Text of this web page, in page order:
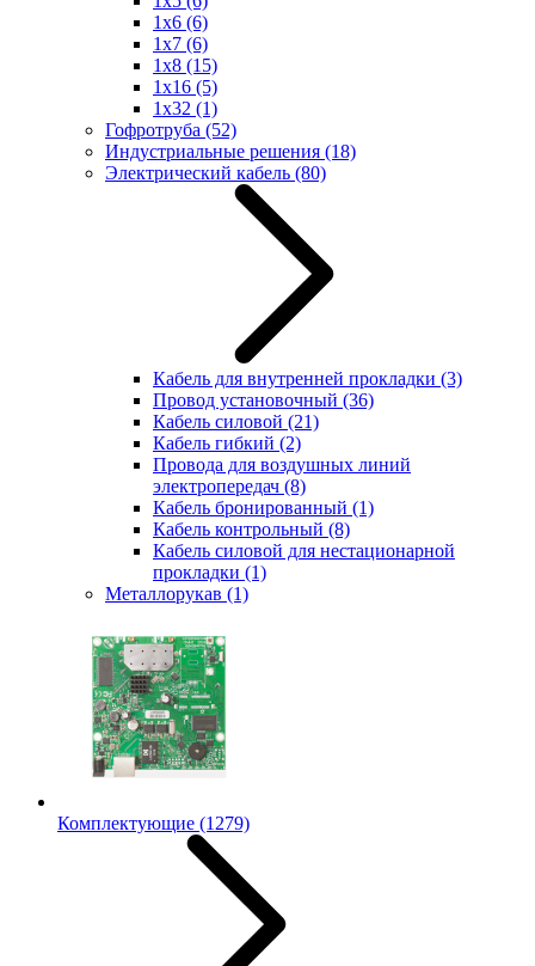
1x6 (6)
1x7 (6)
1x8 (15)
1x16 (5)
1x32 (1)
Гофротруба (52)
Индустриальные решения (18)
Электрический кабель (80)
Кабель для внутренней прокладки (3)
Провод установочный (36)
Кабель силовой (21)
Кабель гибкий (2)
Провода для воздушных линий
электропередач (8)
Кабель бронированный (1)
Кабель контрольный (8)
Кабель силовой для нестационарной
прокладки (1)
Металлорукав (1)
Комплектующие (1279)